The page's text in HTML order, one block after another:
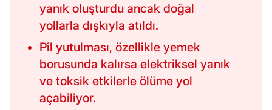
yanık oluşturdu ancak doğal
yollarla dışkıyla atıldı.
Pil yutulması, özellikle yemek
borusunda kalırsa elektriksel yanık
ve toksik etkilerle ölüme yol
açabiliyor.